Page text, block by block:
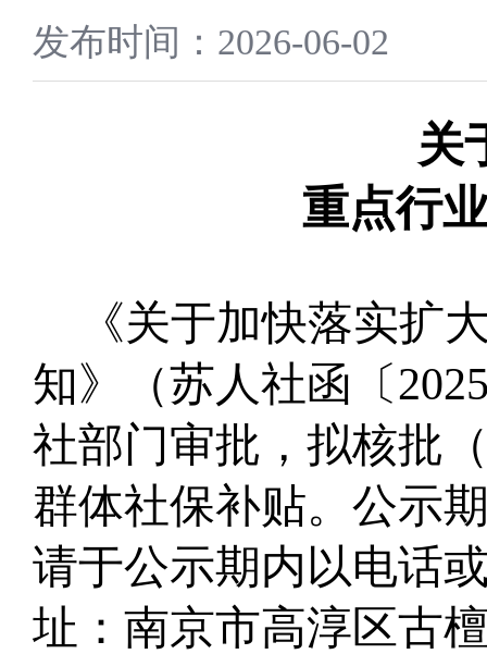
发布时间：2026-06-02
关
重点行
《关于加快落实扩
知》
（苏人社函〔
社部门审批， 拟核批
群体社保补贴。公示
请于公示期内以电话
址：南京市高淳区古